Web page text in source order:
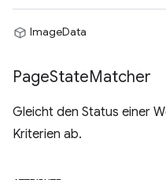
ImageData
PageStateMatcher
Gleicht den Status einer
Kriterien ab.